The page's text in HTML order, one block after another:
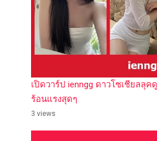
เปิดวาร์ป ienngg ดาวโซเชียลลุ
ร้อนแรงสุดๆ
3 views